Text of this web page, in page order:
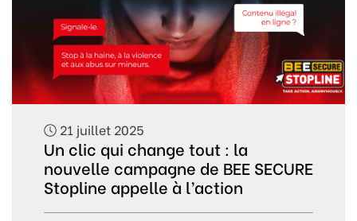
21 juillet 2025
Un clic qui change tout : la
nouvelle campagne de BEE SECURE
Stopline appelle à l’action